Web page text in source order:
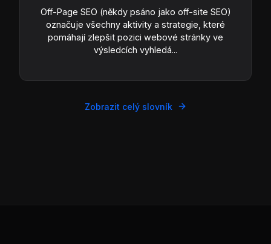
Off-Page SEO (někdy psáno jako off-site SEO)
označuje všechny aktivity a strategie, které
pomáhají zlepšit pozici webové stránky ve
výsledcích vyhledá...
Zobrazit celý slovník